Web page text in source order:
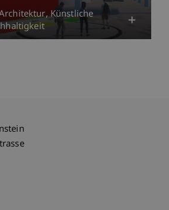
Künstliche